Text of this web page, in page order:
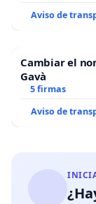
Aviso de
Cambiar el
Gavà
5 firmas
Aviso de